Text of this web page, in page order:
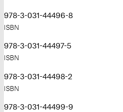
978-3-031-44496-8
ISBN
978-3-031-44497-5
ISBN
978-3-031-44498-2
ISBN
978-3-031-44499-9